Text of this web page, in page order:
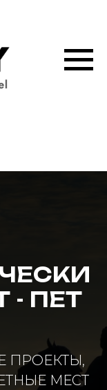
- ПЕТ
ПРОЕКТЫ,
МЕСТ